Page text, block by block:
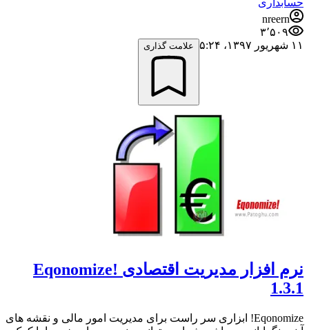
حسابداری
nreern
۳٬۵۰۹
۱۱ شهریور ۱۳۹۷،‏ ۵:۲۴
علامت گذاری
نرم افزار مدیریت اقتصادی Eqonomize!
1.3.1
Eqonomize! ابزاری سر راست برای مدیریت امور مالی و نقشه های